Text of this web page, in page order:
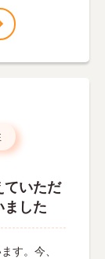
ていただ
ました
す。今、